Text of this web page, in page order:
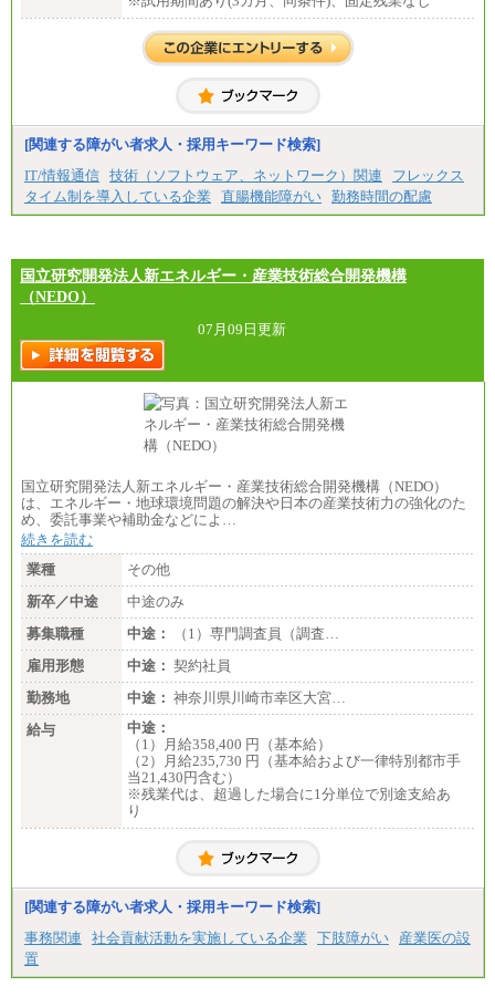
[関連する障がい者求人・採用キーワード検索]
IT/情報通信 技術（ソフトウェア、ネットワーク）関連
フレックス
タイム制を導入している企業
直腸機能障がい 勤務時間の配慮
国立研究開発法人新エネルギー・産業技術総合開発機構
（NEDO）
07月09日更新
国立研究開発法人新エネルギー・産業技術総合開発機構（NEDO）
は、エネルギー・地球環境問題の解決や日本の産業技術力の強化のた
め、委託事業や補助金などによ…
続きを読む
業種
その他
新卒／中途
中途のみ
募集職種
中途：
（1）専門調査員（調査…
雇用形態
中途： 契約社員
勤務地
中途： 神奈川県川崎市幸区大宮…
給与
中途：
（1）月給358,400 円（基本給）
（2）月給235,730 円（基本給および一律特別都市手
当21,430円含む）
※残業代は、超過した場合に1分単位で別途支給あ
り
[関連する障がい者求人・採用キーワード検索]
事務関連
社会貢献活動を実施している企業 下肢障がい
産業医の設
置